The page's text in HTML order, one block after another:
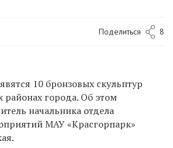
Поделиться 8
10 бронзовых скульптур
районах города. Об этом
начальника отдела
МАУ «Красгорпарк»